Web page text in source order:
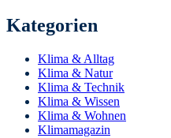
Kategorien
Klima & Alltag
Klima & Natur
Klima & Technik
Klima & Wissen
Klima & Wohnen
Klimamagazin